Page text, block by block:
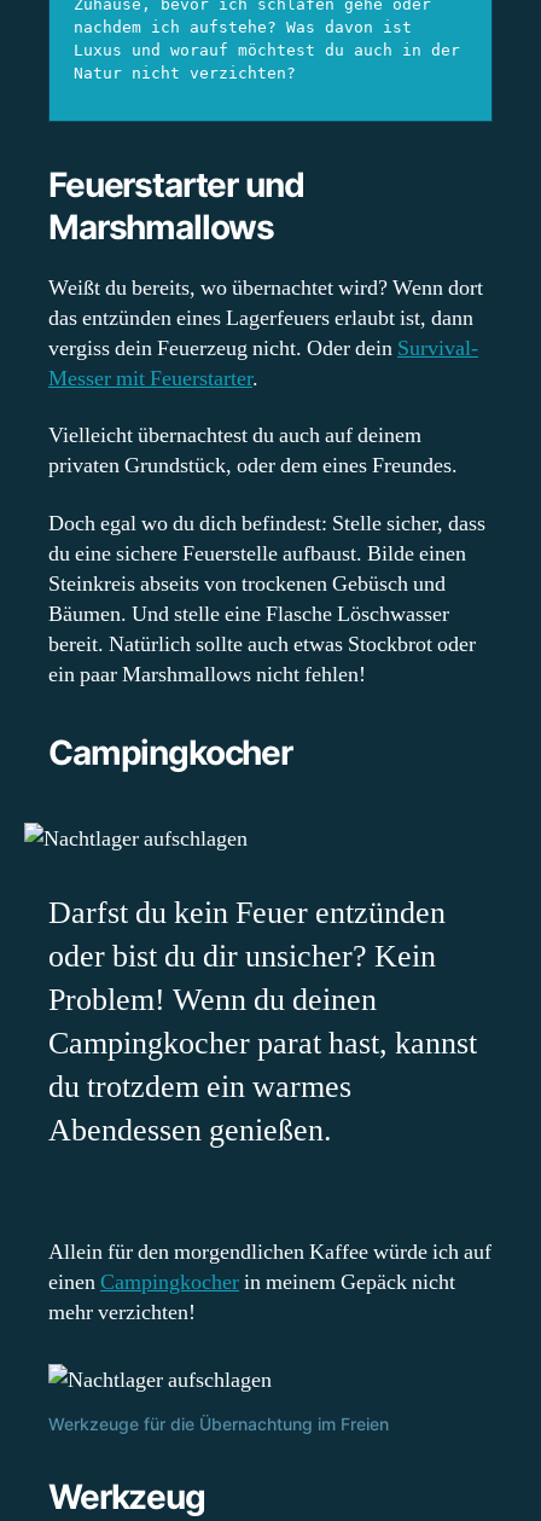
Zuhause, bevor ich schlafen gehe oder
nachdem ich aufstehe? Was davon ist
Luxus und worauf möchtest du auch in der
Natur nicht verzichten?
Feuerstarter und
Marshmallows
Weißt du bereits, wo übernachtet wird? Wenn dort
das entzünden eines Lagerfeuers erlaubt ist, dann
vergiss dein Feuerzeug nicht. Oder dein Survival-
Messer mit Feuerstarter.
Vielleicht übernachtest du auch auf deinem
privaten Grundstück, oder dem eines Freundes.
Doch egal wo du dich befindest: Stelle sicher, dass
du eine sichere Feuerstelle aufbaust. Bilde einen
Steinkreis abseits von trockenen Gebüsch und
Bäumen. Und stelle eine Flasche Löschwasser
bereit. Natürlich sollte auch etwas Stockbrot oder
ein paar Marshmallows nicht fehlen!
Campingkocher
Darfst du kein Feuer entzünden
oder bist du dir unsicher? Kein
Problem! Wenn du deinen
Campingkocher parat hast, kannst
du trotzdem ein warmes
Abendessen genießen.
Allein für den morgendlichen Kaffee würde ich auf
einenCampingkocherin meinem Gepäck nicht
mehr verzichten!
Werkzeuge für die Übernachtung im Freien
Werkzeug